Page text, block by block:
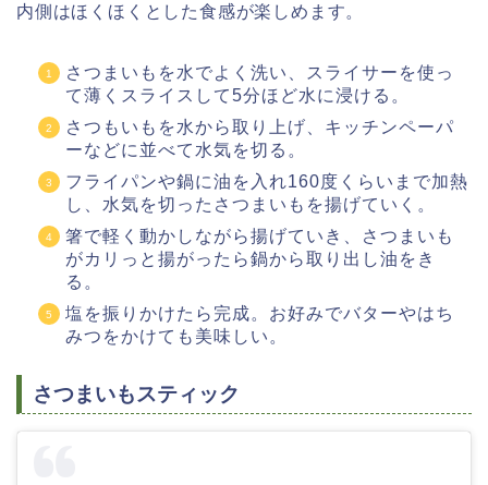
内側はほくほくとした食感が楽しめます。
さつまいもを水でよく洗い、スライサーを使っ
て薄くスライスして5分ほど水に浸ける。
さつもいもを水から取り上げ、キッチンペーパ
ーなどに並べて水気を切る。
フライパンや鍋に油を入れ160度くらいまで加熱
し、水気を切ったさつまいもを揚げていく。
箸で軽く動かしながら揚げていき、さつまいも
がカリっと揚がったら鍋から取り出し油をき
る。
塩を振りかけたら完成。お好みでバターやはち
みつをかけても美味しい。
さつまいもスティック